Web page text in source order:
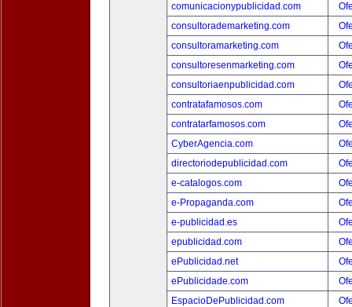
comunicacionypublicidad.com
consultorademarketing.com
consultoramarketing.com
consultoresenmarketing.com
consultoriaenpublicidad.com
contratafamosos.com
contratarfamosos.com
CyberAgencia.com
directoriodepublicidad.com
e-catalogos.com
e-Propaganda.com
e-publicidad.es
epublicidad.com
ePublicidad.net
ePublicidade.com
EspacioDePublicidad.com